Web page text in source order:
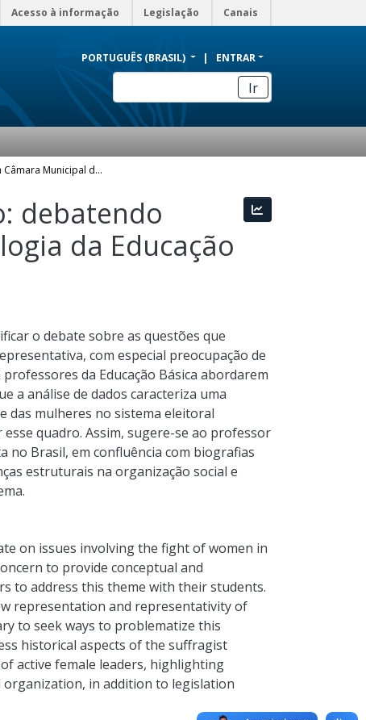
Acesso à informação Legislação Canais
PORTUGUÊS (BRASIL) ENTRAR
Ir
Mulheres na Câmara Municipal do Rio de Janeiro: debatendo gênero, política e dominação nas aulas de Sociologia da Educação Básica
debatendo
da Educação
o debate sobre as questões que
com especial preocupação de
da Educação Básica abordarem
a análise de dados caracteriza uma
das mulheres no sistema eleitoral
quadro. Assim, sugere-se ao professor
Brasil, em confluência com biografias
estruturais na organização social e
on issues involving the fight of women in
to provide conceptual and
to address this theme with their students.
representation and representativity of
to seek ways to problematize this
historical aspects of the suffragist
active female leaders, highlighting
in addition to legislation